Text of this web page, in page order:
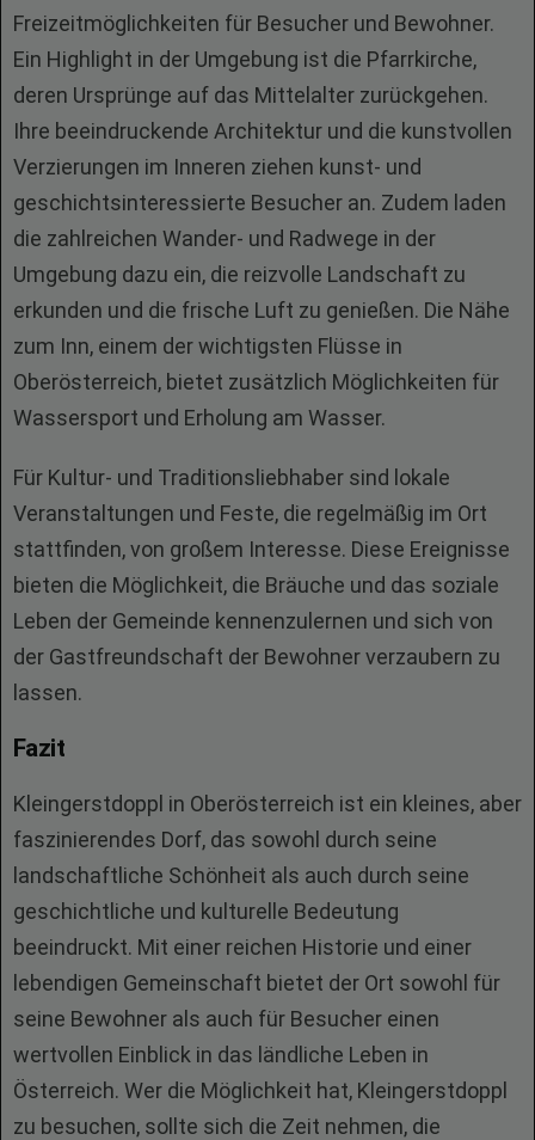
Freizeitmöglichkeiten für Besucher und Bewohner.
Ein Highlight in der Umgebung ist die Pfarrkirche,
deren Ursprünge auf das Mittelalter zurückgehen.
Ihre beeindruckende Architektur und die kunstvollen
Verzierungen im Inneren ziehen kunst- und
geschichtsinteressierte Besucher an. Zudem laden
die zahlreichen Wander- und Radwege in der
Umgebung dazu ein, die reizvolle Landschaft zu
erkunden und die frische Luft zu genießen. Die Nähe
zum Inn, einem der wichtigsten Flüsse in
Oberösterreich, bietet zusätzlich Möglichkeiten für
Wassersport und Erholung am Wasser.
Für Kultur- und Traditionsliebhaber sind lokale
Veranstaltungen und Feste, die regelmäßig im Ort
stattfinden, von großem Interesse. Diese Ereignisse
bieten die Möglichkeit, die Bräuche und das soziale
Leben der Gemeinde kennenzulernen und sich von
der Gastfreundschaft der Bewohner verzaubern zu
lassen.
Fazit
Kleingerstdoppl in Oberösterreich ist ein kleines, aber
faszinierendes Dorf, das sowohl durch seine
landschaftliche Schönheit als auch durch seine
geschichtliche und kulturelle Bedeutung
beeindruckt. Mit einer reichen Historie und einer
lebendigen Gemeinschaft bietet der Ort sowohl für
seine Bewohner als auch für Besucher einen
wertvollen Einblick in das ländliche Leben in
Österreich. Wer die Möglichkeit hat, Kleingerstdoppl
zu besuchen, sollte sich die Zeit nehmen, die